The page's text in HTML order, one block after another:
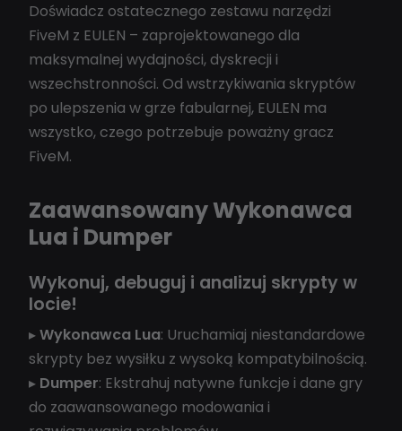
Doświadcz ostatecznego zestawu narzędzi
FiveM z EULEN – zaprojektowanego dla
maksymalnej wydajności, dyskrecji i
wszechstronności. Od wstrzykiwania skryptów
po ulepszenia w grze fabularnej, EULEN ma
wszystko, czego potrzebuje poważny gracz
FiveM.
Zaawansowany Wykonawca
Lua i Dumper
Wykonuj, debuguj i analizuj skrypty w
locie!
▸Wykonawca Lua: Uruchamiaj niestandardowe
skrypty bez wysiłku z wysoką kompatybilnością.
▸ Dumper: Ekstrahuj natywne funkcje i dane gry
do zaawansowanego modowania i